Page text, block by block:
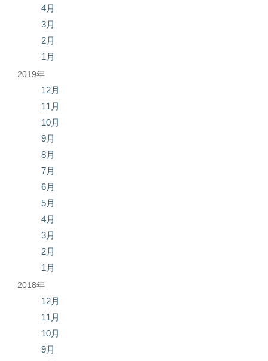
4月
3月
2月
1月
2019年
12月
11月
10月
9月
8月
7月
6月
5月
4月
3月
2月
1月
2018年
12月
11月
10月
9月